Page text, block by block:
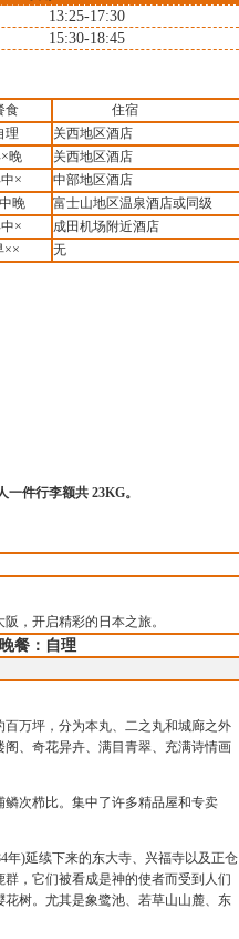
13:25-17:30
15:30-18:45
食
住宿
理
关西地区酒店
晚
关西地区酒店
×
中部地区酒店
晚
富士山地区温泉酒店或同级
×
成田机场附近酒店
×× 无
一件行李额共 23KG。
，开启精彩的日本之旅。
晚餐：自理
百万坪，分为本丸、二之丸和城廊之外
、奇花异卉、满目青翠、充满诗情画
次栉比。集中了许多精品屋和专卖
年)延续下来的东大寺、兴福寺以及正仓
，它们被看成是神的使者而受到人们
花树。尤其是象鹭池、若草山山麓、东